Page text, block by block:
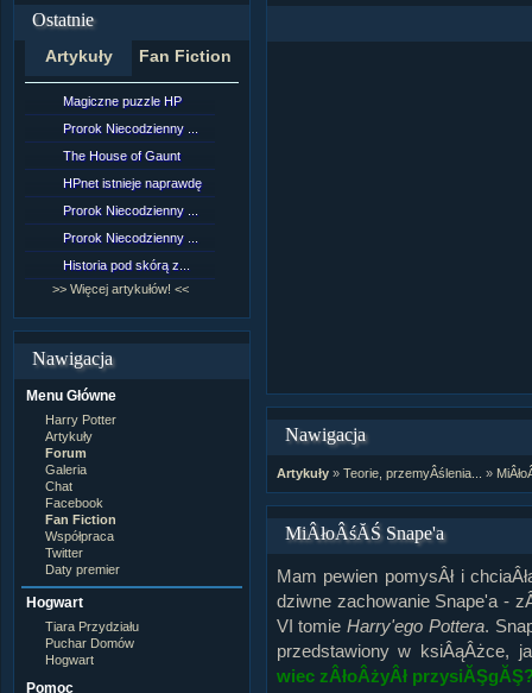
Ostatnie
Artykuły Fan Fiction
Magiczne puzzle HP
Prorok Niecodzienny ...
The House of Gaunt
HPnet istnieje naprawdę
Prorok Niecodzienny ...
Prorok Niecodzienny ...
Historia pod skórą z...
>> Więcej artykułów! <<
Nawigacja
Menu Główne
Harry Potter
Artykuły
Forum
Galeria
Chat
Facebook
Fan Fiction
Współpraca
Twitter
Daty premier
Hogwart
Tiara Przydziału
Puchar Domów
Hogwart
Pomoc
Nawigacja
Artykuły» Teorie, przemyÂślenia... »
MiÂłoÂśĂŚ Snape'a
Mam pewien pomysÂł i
dziwne zachowanie Snape'a -
VI tomieHarry'ego Pottera.
przedstawiony w ksiÂąÂżce,
wiec zÂłoÂżyÂł